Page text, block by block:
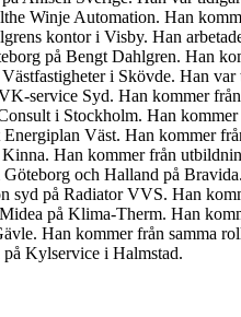
Winje Automation. Han
kontor i Visby. Han
på Bengt Dahlgren. Han
i Skövde. Han
service Syd. Han kommer
i Stockholm. Han
Energiplan Väst. Han kommer
Han kommer från
och Halland på
syd på Radiator VVS. Han
på Klima-Therm. Han
Han kommer från samma
Kylservice i Halmstad.